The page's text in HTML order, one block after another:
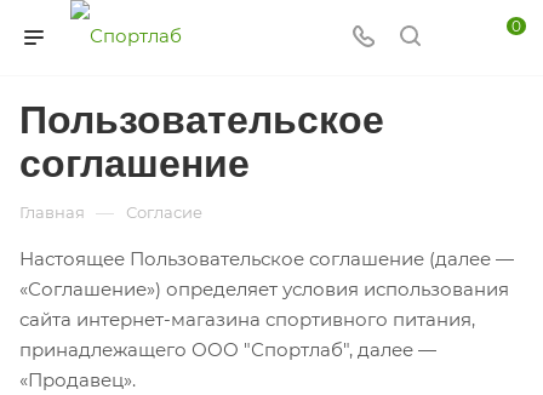
0
Пользовательское
соглашение
Главная — Согласие
Настоящее Пользовательское соглашение (далее —
«Соглашение») определяет условия использования
сайта интернет-магазина спортивного питания,
принадлежащего ООО "Спортлаб", далее —
«Продавец».